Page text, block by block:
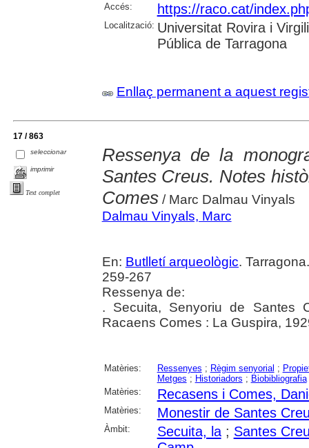
Accés: https://raco.cat/
Localització: Universitat Rovira i
Pública de Tarragona
Enllaç permanent a aquest
17 / 863
seleccionar
imprimir
Text complet
Ressenya de la
Santes Creus. Notes
Comes/ Marc Dalmau Vinyals
Dalmau Vinyals, Marc
En: Butlletí arqueològic.
259-267
Ressenya de:
. Secuita, Senyoriu de Santes
Racaens Comes : La Guspira,
Matèries: Ressenyes ; Règim senyorial ;
Metges ; Historiadors ; Biobibliografia
Matèries:
Recasens i Comes,
Matèries: Monestir de Santes
Àmbit: Secuita, la; Santes